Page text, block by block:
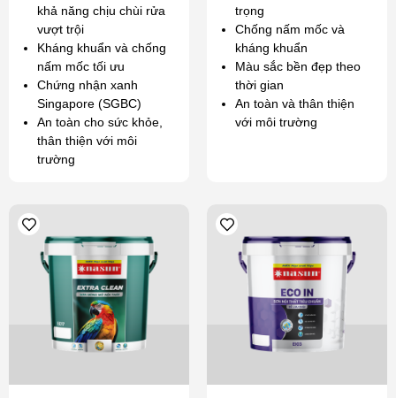
khả năng chịu chùi rửa
vượt trội
Kháng khuẩn và chống
nấm mốc tối ưu
Chứng nhận xanh
Singapore (SGBC)
An toàn cho sức khỏe,
thân thiện với môi
trường
trọng
Chống nấm mốc và
kháng khuẩn
Màu sắc bền đẹp theo
thời gian
An toàn và thân thiện
với môi trường